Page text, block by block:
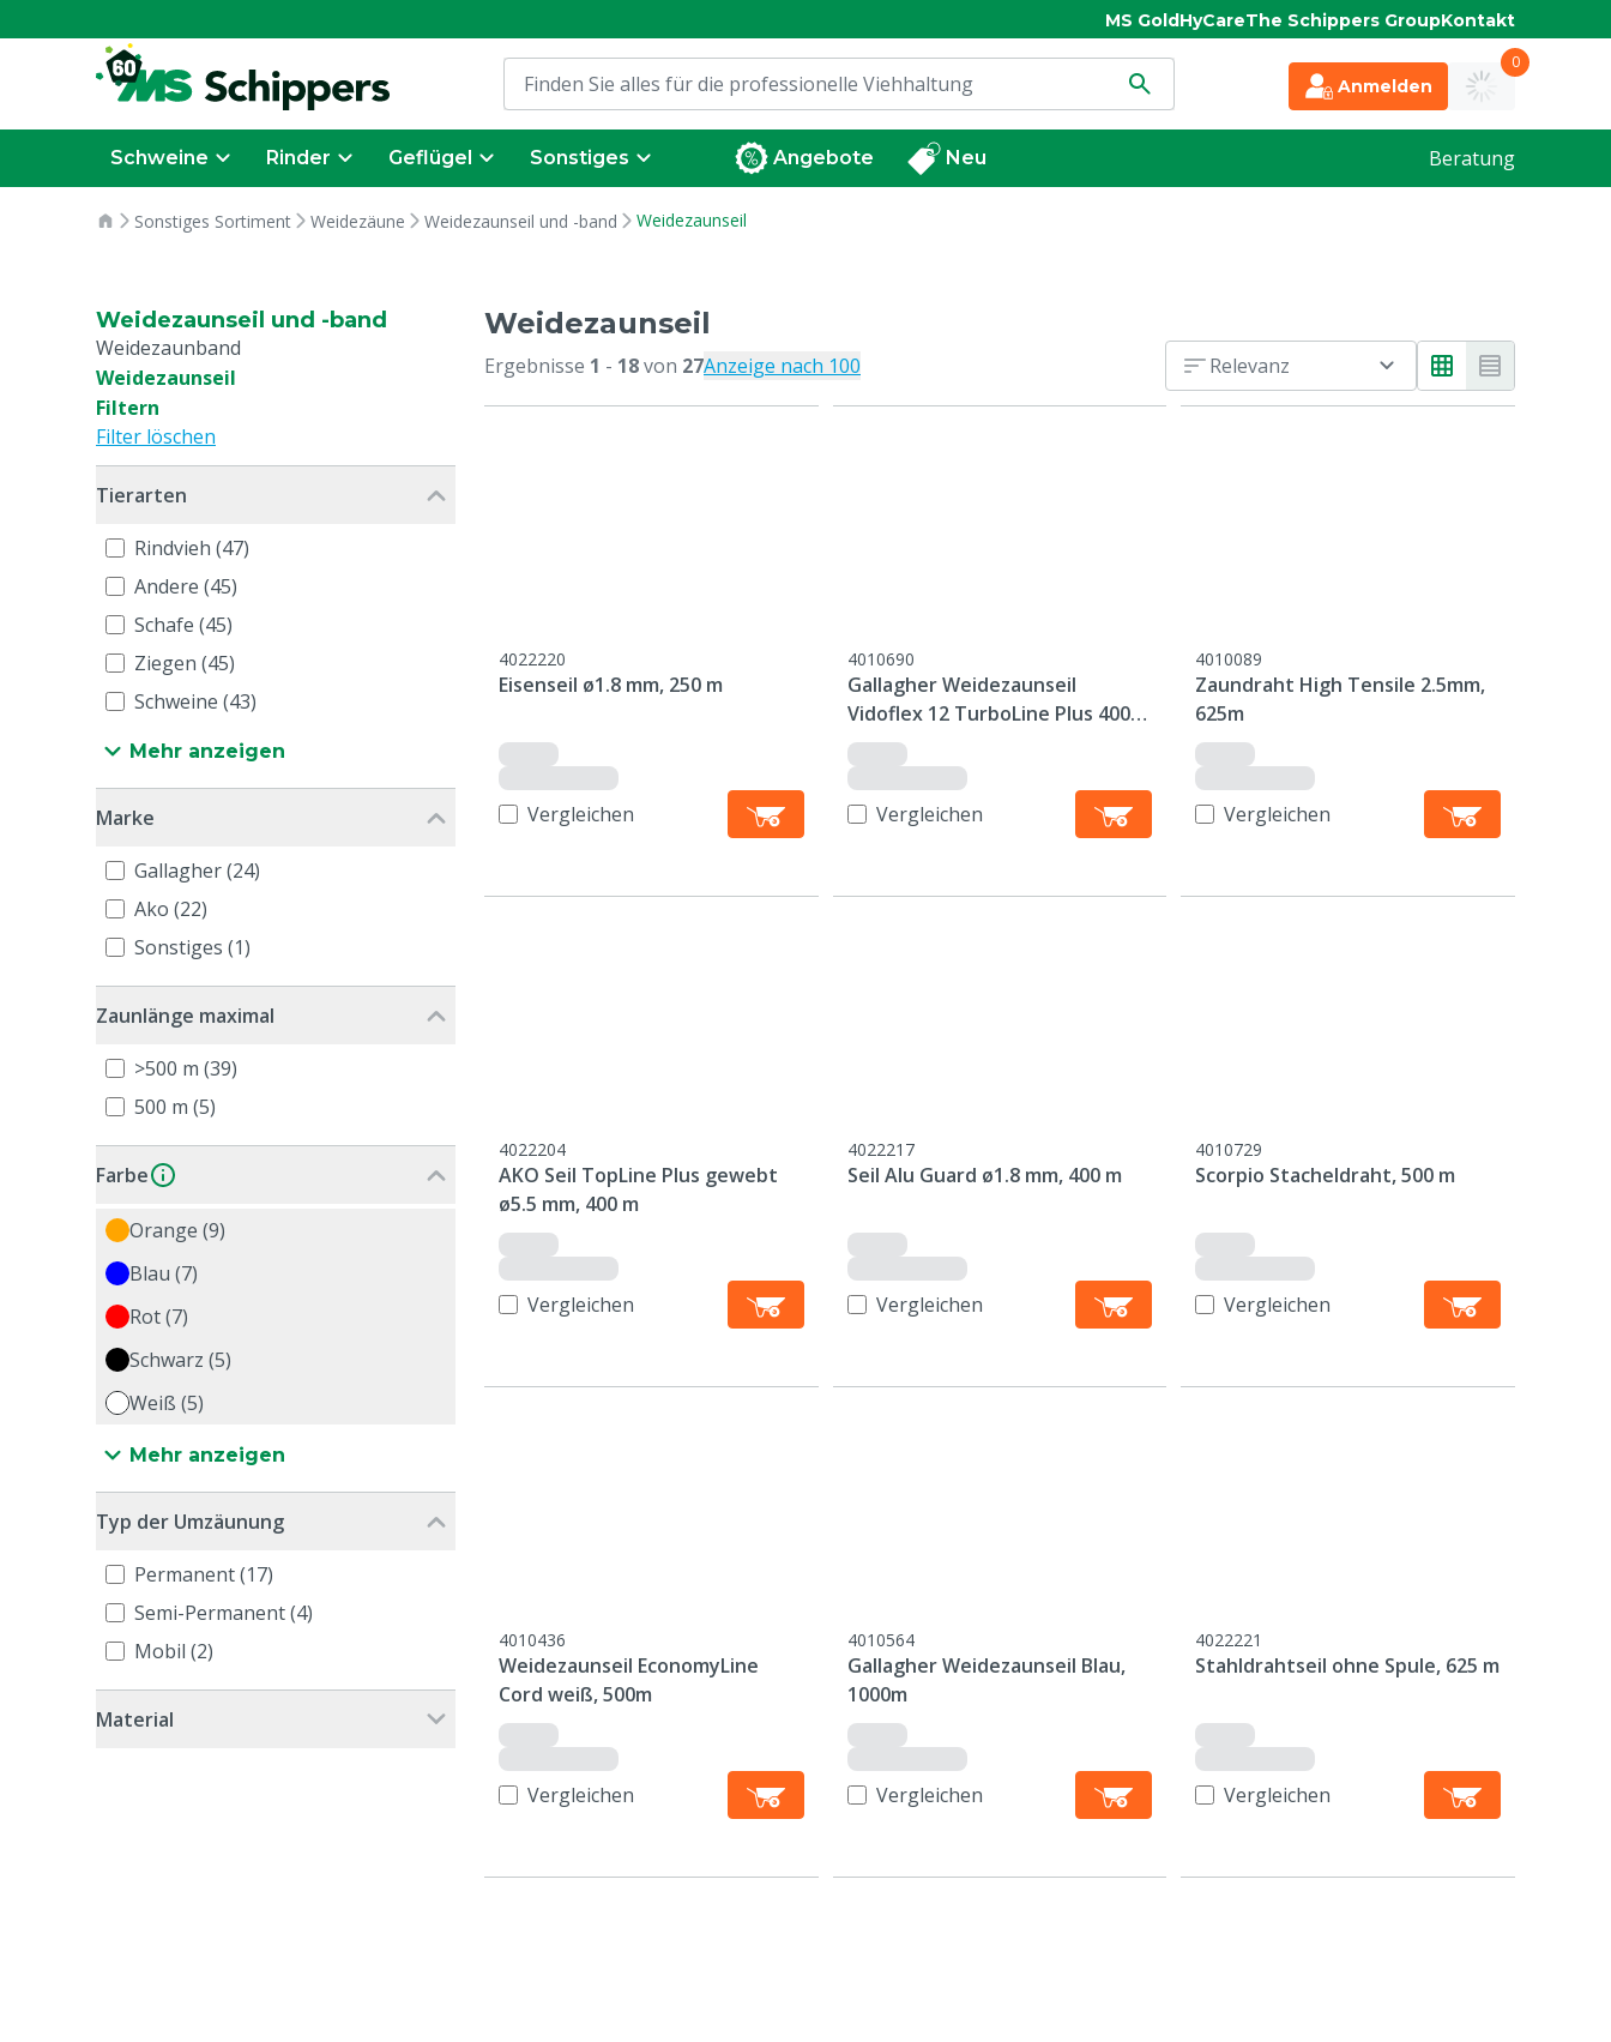
MS GoldHyCareThe Schippers GroupKontakt
Anmelden
0
Schweine Rinder Geflügel Sonstiges Angebote Neu Beratung
Sonstiges Sortiment Weidezäune Weidezaunseil und -band Weidezaunseil
Weidezaunseil und -band
Weidezaunband
Weidezaunseil
Filtern
Filter löschen
Tierarten
Rindvieh (47)
Andere (45)
Schafe (45)
Ziegen (45)
Schweine (43)
Mehr anzeigen
Marke
Gallagher (24)
Ako (22)
Sonstiges (1)
Zaunlänge maximal
>500 m (39)
500 m (5)
Farbe
Orange (9)
Blau (7)
Rot (7)
Schwarz (5)
Weiß (5)
Mehr anzeigen
Typ der Umzäunung
Permanent (17)
Semi-Permanent (4)
Mobil (2)
Material
Weidezaunseil
Ergebnisse 1 - 18von 27Anzeige nach 100 Relevanz
4022220
Eisenseil ø1.8 mm, 250 m
Vergleichen
4010690
Gallagher Weidezaunseil
Vidoflex 12 TurboLine Plus 400m
weiß
Vergleichen
4010089
Zaundraht High Tensile 2.5mm,
625m
Vergleichen
4022204
AKO Seil TopLine Plus gewebt
ø5.5 mm, 400 m
Vergleichen
4022217
Seil Alu Guard ø1.8 mm, 400 m
Vergleichen
4010729
Scorpio Stacheldraht, 500 m
Vergleichen
4010436
Weidezaunseil EconomyLine
Cord weiß, 500m
Vergleichen
4010564
Gallagher Weidezaunseil Blau,
1000m
Vergleichen
4022221
Stahldrahtseil ohne Spule, 625 m
Vergleichen